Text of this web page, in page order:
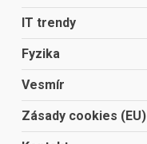
IT trendy
Fyzika
Vesmír
Zásady cookies (EU)